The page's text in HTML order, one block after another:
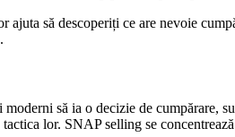
ajuta să descoperiți ce are nevoie
să ia o decizie de cumpărare,
lor. SNAP selling se